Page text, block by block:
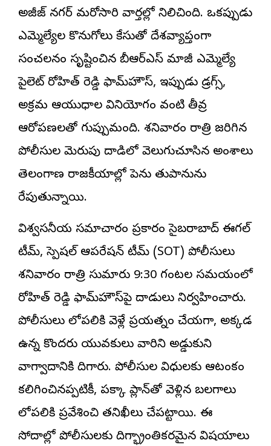
అజీజ్ నగర్ మరోసారి వార్తల్లో నిలిచింది. ఒకప్పుడు
ఎమ్మెల్యేల కొనుగోలు కేసుతో దేశవ్యాప్తంగా
సంచలనం సృష్టించిన బీఆర్‌ఎస్ మాజీ ఎమ్మెల్యే
పైలెట్ రోహిత్ రెడ్డి ఫామ్‌హౌస్, ఇప్పుడు డ్రగ్స్,
అక్రమ ఆయుధాల వినియోగం వంటి తీవ్ర
ఆరోపణలతో గుప్పుమంది. శనివారం రాత్రి జరిగిన
పోలీసుల మెరుపు దాడిలో వెలుగుచూసిన అంశాలు
తెలంగాణ రాజకీయాల్లో పెను తుపానును
రేపుతున్నాయి.
విశ్వసనీయ సమాచారం ప్రకారం సైబరాబాద్ ఈగల్
టీమ్, స్పెషల్ ఆపరేషన్ టీమ్ (SOT) పోలీసులు
శనివారం రాత్రి సుమారు 9:30 గంటల సమయంలో
రోహిత్ రెడ్డి ఫామ్‌హౌస్‌పై దాడులు నిర్వహించారు.
పోలీసులు లోపలికి వెళ్లే ప్రయత్నం చేయగా, అక్కడ
ఉన్న కొందరు యువకులు వారిని అడ్డుకుని
వాగ్వాదానికి దిగారు. పోలీసుల విధులకు ఆటంకం
కలిగించినప్పటికీ, పక్కా ప్లాన్‌తో వెళ్లిన బలగాలు
లోపలికి ప్రవేశించి తనిఖీలు చేపట్టాయి. ఈ
సోదాల్లో పోలీసులకు దిగ్భ్రాంతికరమైన విషయాలు